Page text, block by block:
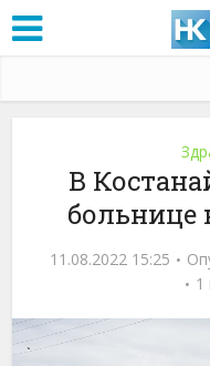
В
больнице
11.08.2022 15:25
1